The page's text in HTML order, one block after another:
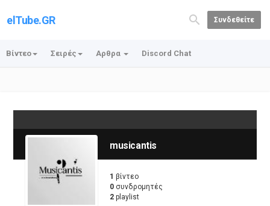
elTube.GR Συνδεθείτε
Βίντεο Σειρές Αρθρα Discord Chat
musicantis
1 βίντεο
0 συνδρομητές
2 playlist